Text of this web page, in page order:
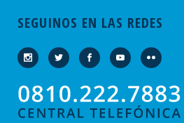
SEGUINOS EN LAS REDES